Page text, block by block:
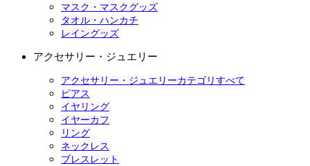
マスク・マスクグッズ
タオル・ハンカチ
レイングッズ
アクセサリー・ジュエリー
アクセサリー・ジュエリーカテゴリすべて
ピアス
イヤリング
イヤーカフ
リング
ネックレス
ブレスレット